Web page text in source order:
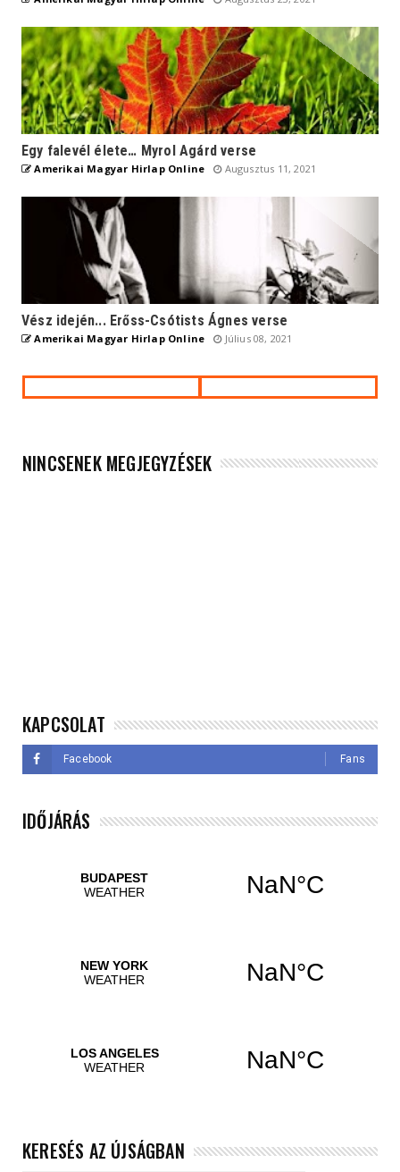
Egy falevél élete… Myrol Agárd verse
Amerikai Magyar Hirlap Online Augusztus 11, 2021
Vész idején... Erőss-Csótists Ágnes verse
Amerikai Magyar Hirlap Online Július 08, 2021
NINCSENEK MEGJEGYZÉSEK
KAPCSOLAT
Facebook Fans
IDŐJÁRÁS
KERESÉS AZ ÚJSÁGBAN